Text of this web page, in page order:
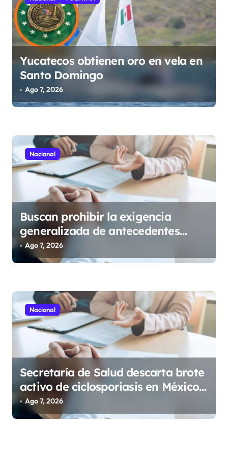
e
e
n
t
a
d
s
Yucatecos obtienen oro en vela en
Santo Domingo
Ago 7, 2026
Nacional
Buscan prohibir la exigencia
generalizada de antecedentes
penales para obtener empleo en
México
Ago 7, 2026
Nacional
Secretaría de Salud descarta brote
activo de ciclosporiasis en México
y pide tranquilidad a la población
Ago 7, 2026